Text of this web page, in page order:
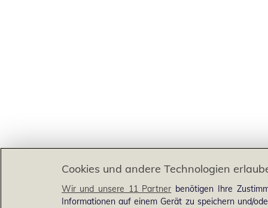
Cookies und andere Technologien
Wir und unsere 11 Partner benötigen Ihre
Informationen auf einem Gerät zu speichern und/